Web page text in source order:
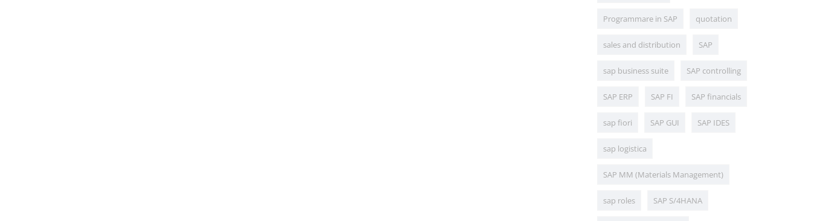
Programmare in SAP quotation
sales and distribution SAP
sap business suite SAP controlling
SAP ERP SAP FI SAP financials
sap fiori SAP GUI SAP IDES
sap logistica
SAP MM (Materials Management)
sap roles SAP S/4HANA